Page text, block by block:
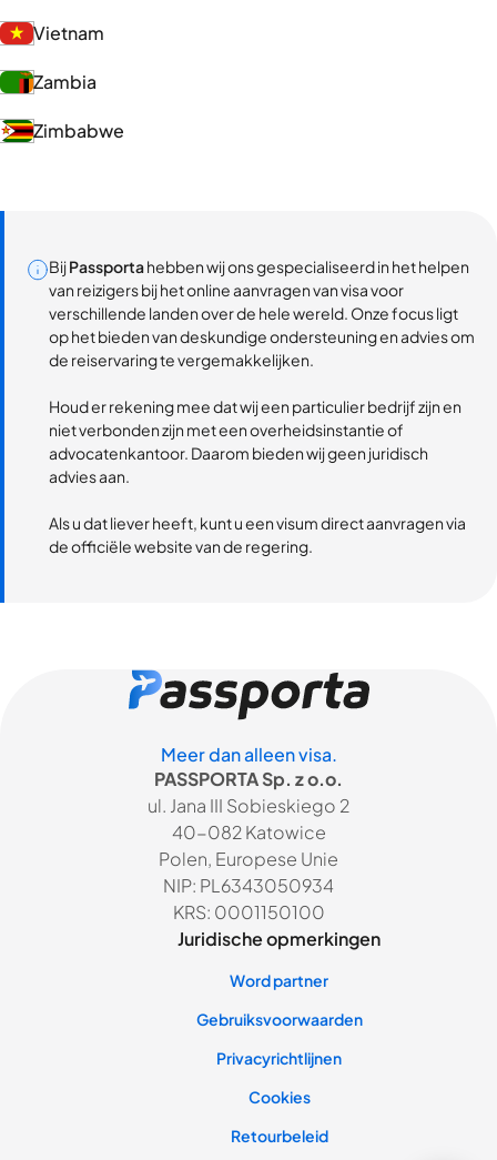
Vietnam
Zambia
Zimbabwe
BijPassportahebben wij ons gespecialiseerd in het helpen
van reizigers bij het online aanvragen van visa voor
verschillende landen over de hele wereld. Onze focus ligt
op het bieden van deskundige ondersteuning en advies om
de reiservaring te vergemakkelijken.
Houd er rekening mee dat wij een particulier bedrijf zijn en
niet verbonden zijn met een overheidsinstantie of
advocatenkantoor. Daarom bieden wij geen juridisch
advies aan.
Als u dat liever heeft, kunt u een visum direct aanvragen via
de officiële website van de regering.
Meer dan alleen visa.
PASSPORTA Sp. z o.o.
ul. Jana III Sobieskiego 2
40-082 Katowice
Polen, Europese Unie
NIP: PL6343050934
KRS: 0001150100
Juridische opmerkingen
Word partner
Gebruiksvoorwaarden
Privacyrichtlijnen
Cookies
Retourbeleid